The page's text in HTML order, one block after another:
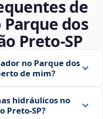
de
dos
Preto‑SP
no Parque dos
de mim?
hidráulicos no
Preto‑SP?